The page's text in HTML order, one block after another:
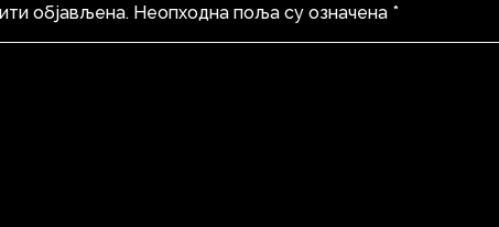
објављена. Неопходна поља су означена *